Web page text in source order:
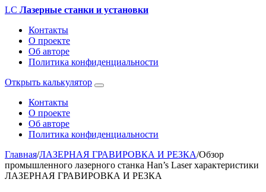
LC Лазерные станки и установки
Контакты
О проекте
Об авторе
Политика конфиденциальности
Открыть калькулятор
Контакты
О проекте
Об авторе
Политика конфиденциальности
Главная/ЛАЗЕРНАЯ ГРАВИРОВКА И РЕЗКА/Обзор
промышленного лазерного станка Han’s Laser характеристики
ЛАЗЕРНАЯ ГРАВИРОВКА И РЕЗКА